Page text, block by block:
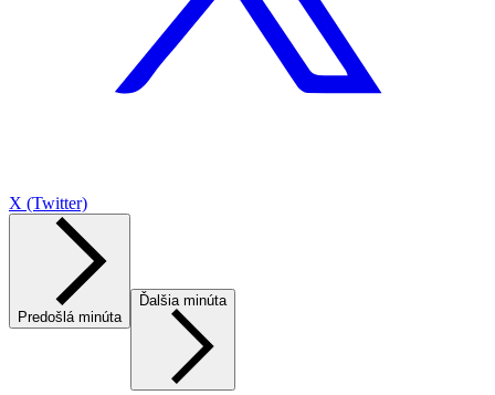
X (Twitter)
Predošlá minúta
Ďalšia minúta